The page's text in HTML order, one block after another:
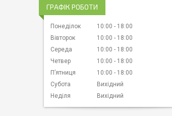
ГРАФІК РОБОТИ
Понеділок 10:00
18:00
Вівторок
10:00
18:00
Середа
10:00
18:00
Четвер
10:00
18:00
Пʼятниця
10:00
18:00
Субота
Вихідний
Неділя
Вихідний